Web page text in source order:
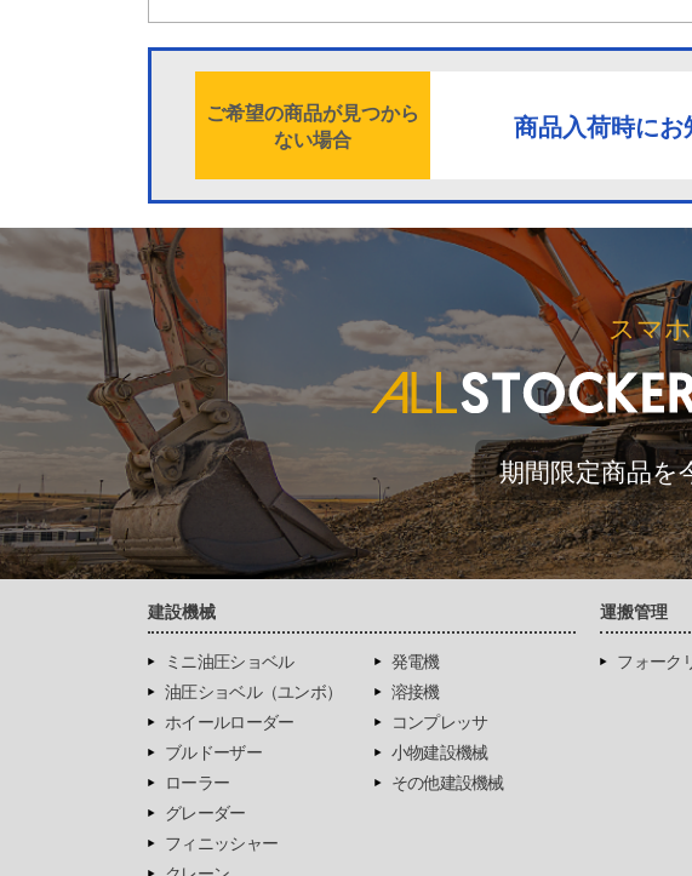
ご希望の商品が見つから
ない場合
商品入荷時に
スマ
期間限定商品を
建設機械
ミニ油圧ショベル
油圧ショベル（ユンボ）
ホイールローダー
ブルドーザー
ローラー
グレーダー
フィニッシャー
発電機
溶接機
コンプレッサ
小物建設機械
その他建設機械
運搬管理
フォーク